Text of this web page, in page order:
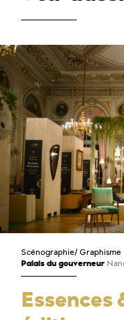
Scénographie/ Graphisme
Palais du gouverneur
Essences